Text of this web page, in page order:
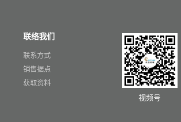
联络我们
联系方式
销售据点
获取资料
视频号